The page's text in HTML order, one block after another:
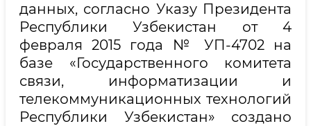
данных, согласно Указу Президента
Республики Узбекистан от 4
февраля 2015 года № УП-4702 на
базе «Государственного комитета
связи, информатизации и
телекоммуникационных технологий
Республики Узбекистан» создано